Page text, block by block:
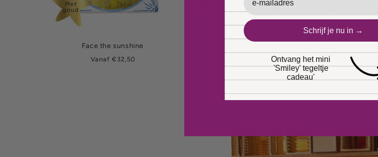
Met
goud
Face the sunshine
Normale
Vanaf €32,50
prijs
Normale
prijs
Vanaf
Schrijf je nu in →
Ontvang het mini
'Smiley' tegeltje
cadeau'